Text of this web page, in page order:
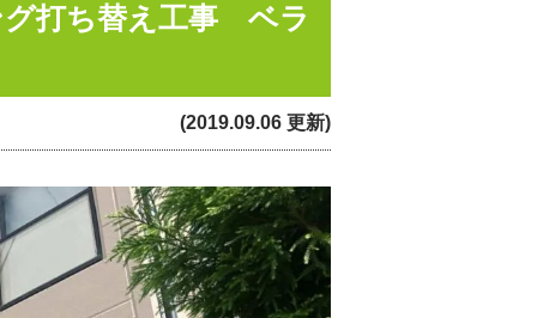
打ち替え工事 ベラ
(2019.09.06 更新)